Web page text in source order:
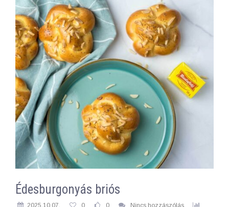
Édesburgonyás briós
2025.10.07. 0 0
Nincs hozzászólás